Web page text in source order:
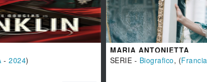
-2024)
MARIA ANTONIETTA
SERIE - Biografico, (Francia